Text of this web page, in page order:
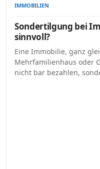
IMMOBILIEN
Sondertilgung bei
sinnvoll?
Eine Immobilie, ganz
Mehrfamilienhaus oder
nicht bar bezahlen,